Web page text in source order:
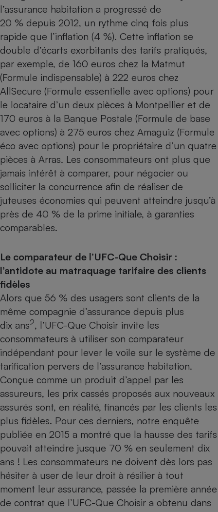
l’assurance habitation a progressé de
20 % depuis 2012, un rythme cinq fois plus
rapide que l’inflation (4 %). Cette inflation se
double d’écarts exorbitants des tarifs pratiqués,
par exemple, de 160 euros chez la Matmut
(Formule indispensable) à 222 euros chez
AllSecure (Formule essentielle avec options) pour
le locataire d’un deux pièces à Montpellier et de
170 euros à la Banque Postale (Formule de base
avec options) à 275 euros chez Amaguiz (Formule
éco avec options) pour le propriétaire d’un quatre
pièces à Arras. Les consommateurs ont plus que
jamais intérêt à comparer, pour négocier ou
solliciter la concurrence afin de réaliser de
juteuses économies qui peuvent atteindre jusqu’à
près de 40 % de la prime initiale, à garanties
comparables.
Le comparateur de l’UFC-Que Choisir :
l’antidote au matraquage tarifaire des clients
fidèles
Alors que 56 % des usagers sont clients de la
même compagnie d’assurance depuis plus
dix ans2, l’UFC-Que Choisir invite les
consommateurs à utiliser son comparateur
indépendant pour lever le voile sur le système de
tarification pervers de l’assurance habitation.
Conçue comme un produit d’appel par les
assureurs, les prix cassés proposés aux nouveaux
assurés sont, en réalité, financés par les clients les
plus fidèles. Pour ces derniers, notre enquête
publiée en 2015 a montré que la hausse des tarifs
pouvait atteindre jusque 70 % en seulement dix
ans ! Les consommateurs ne doivent dès lors pas
hésiter à user de leur droit à résilier à tout
moment leur assurance, passée la première année
de contrat que l’UFC-Que Choisir a obtenu dans
Complément
alimentaire
bouteille
Assurance emprunteur
Petit électroménager -
Lave-linge
Climatiseur -
Ventilateur
Cafetière à expressos
Téléviseur
Antivirus
Matelas
Radiateur électrique
Ventilateur
Mutuelle
Antimoustique